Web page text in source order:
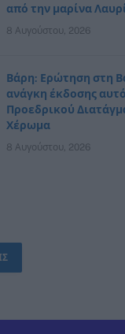
από την μαρίνα
8 Αυγούστου, 2026
Βάρη: Ερώτηση στη
ανάγκη έκδοσης
Προεδρικού
Χέρωμα
8 Αυγούστου, 2026